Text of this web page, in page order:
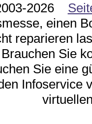
2026
einen
reparieren
Sie
Sie eine
Infoservice